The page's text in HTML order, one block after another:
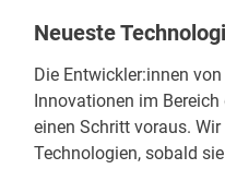
Neueste
Die Entwickler:innen
Innovationen im
einen Schritt voraus.
Technologien, sobald